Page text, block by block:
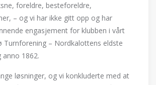
foreldre, besteforeldre,
– og vi har ikke gitt opp og har
engasjement for klubben i vårt
Turnforening – Nordkalottens eldste
1862.
løsninger, og vi konkluderte med at